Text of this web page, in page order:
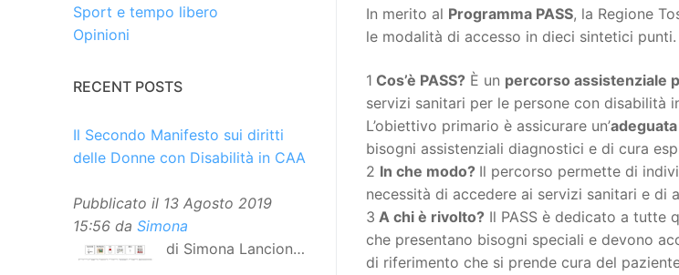
In merito al Programma PASS, la Regione
le modalità di accesso in dieci sintetici punti.
1 Cos’è PASS? È un percorso assistenziale
servizi sanitari per le persone con disabilità
L’obiettivo primario è assicurare un’
bisogni assistenziali diagnostici e di cura
2 In che modo? Il percorso permette di
necessità di accedere ai servizi sanitari e di
3 A chi è rivolto? Il PASS è dedicato a tutte
che presentano bisogni speciali e devono
di riferimento che si prende cura del
Sport e tempo libero
Opinioni
RECENT POSTS
Il Secondo Manifesto sui diritti
delle Donne con Disabilità in CAA
Pubblicato il 13 Agosto 2019
15:56 da Simona
di Simona Lancioni,